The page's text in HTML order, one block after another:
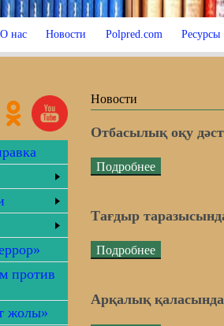
О нас Новости Polpred.com Ресурсы
против
жолы»
Новости
Отбасылық оқу
Подробнее
Тағдыр
Подробнее
Арқалық